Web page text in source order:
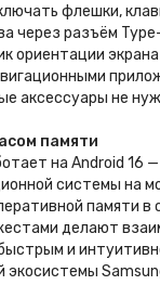
флешки,
через разъём
ориентации
аксессуары не
памяти
на Android 16
системы на
памяти в
делают
и
экосистемы